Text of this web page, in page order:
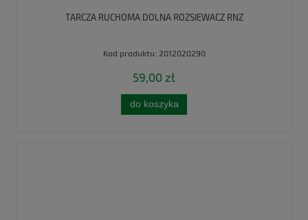
TARCZA RUCHOMA DOLNA ROZSIEWACZ RNZ
Kod produktu: 2012020290
59,00 zł
do koszyka